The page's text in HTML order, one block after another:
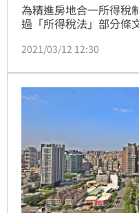
為精進房地合一所得稅
過「所得稅法」部分條
離島全境內居住之個人
稅率為35%；法人總機
房地期間在2年以內者
過2年，未逾5年者，
2021/03/12 12:30